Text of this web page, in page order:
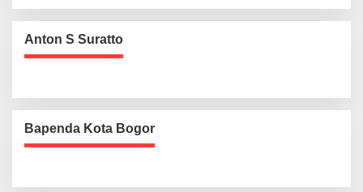
Anton S Suratto
Bapenda Kota Bogor